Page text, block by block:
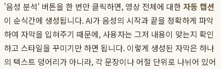
'음성 분석' 버튼을 한 번만 클릭하면, 영상 전체에 대한 자동 캡션
이 순식간에 생성됩니다. AI가 음성의 시작과 끝을 정확하게 파악
하여 자막을 입혀주기 때문에, 사용자는 그저 내용이 맞는지 확인
하고 스타일을 꾸미기만 하면 됩니다. 이렇게 생성된 자막은 하나
의 텍스트 덩어리가 아니라, 각 문장이나 어절 단위로 나뉘어 있어